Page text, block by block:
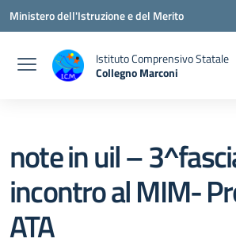
Vai ai contenuti
Vai al menu di navigazione
Vai al footer
Ministero dell'Istruzione e del Merito
Istituto Comprensivo Statale
Collegno Marconi
note in uil –
incontro al MIM-
ATA